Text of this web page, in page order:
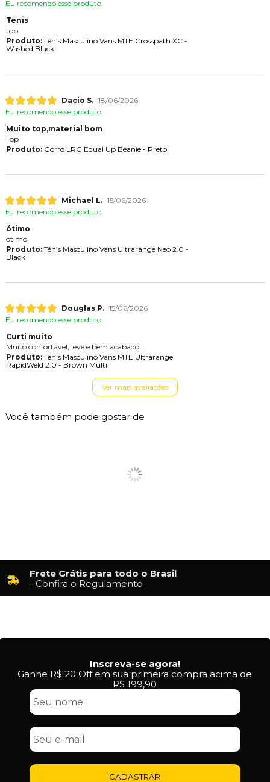
Eu recomendo esse produto.
Tenis
top
Produto:Tênis Masculino Vans MTE Crosspath XC -
Washed Black
Dacio S. 18/06/2026
Eu recomendo esse produto.
Muito top,material bom
Top
Produto:Gorro LRG Equal Up Beanie - Preto
Michael L. 15/06/2026
Eu recomendo esse produto.
ótimo
ótimo
Produto:Tênis Masculino Vans Ultrarange Neo 2.0 -
Black
Douglas P. 15/06/2026
Eu recomendo esse produto.
Curti muito
Muito confortável, leve e bem acabado.
Produto:Tênis Masculino Vans MTE Ultrarange
RapidWeld 2.0 - Brown Multi
Ver mais avaliações
Você também pode gostar de
Frete Grátis para todo o Brasil
- Confira o Regulamento
Inscreva-se agora!
Ganhe R$ 20 Off em sua primeira compra acima de
R$ 199,90
CADASTRAR